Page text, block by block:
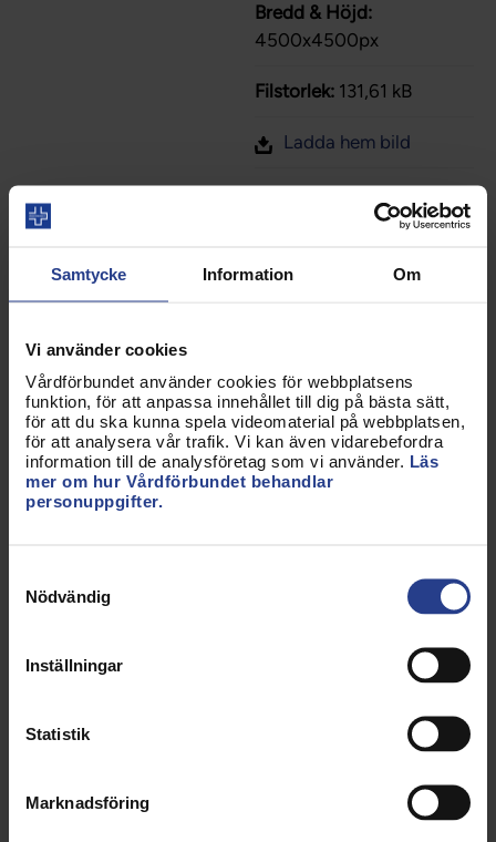
Samtycke Information Om
Vi använder cookies
Vårdförbundet använder cookies för webbplatsens
funktion, för att anpassa innehållet till dig på bästa sätt,
för att du ska kunna spela videomaterial på webbplatsen,
för att analysera vår trafik. Vi kan även vidarebefordra
information till de analysföretag som vi använder. Läs
mer om hur Vårdförbundet behandlar
personuppgifter.
Nödvändig
Inställningar
Statistik
Marknadsföring
Bredd & Höjd:
4500x4500px
Filstorlek: 131,61 kB
Ladda hem bild
användning
Fotograf/Bildbyrå:
Vårdförbundet
Vårdförbundets logotyp